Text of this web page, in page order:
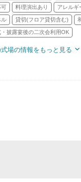
可 料理演出あり アレルギ
ル 貸切(フロア貸切含む)
・披露宴後の二次会利用OK
式場の情報をもっと見る